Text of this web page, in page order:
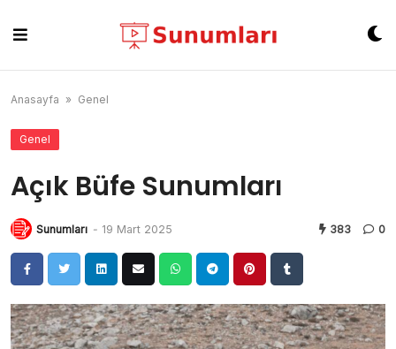
content
Anasayfa » Genel
Genel
Açık Büfe Sunumları
Sunumları - 19 Mart 2025 383 0